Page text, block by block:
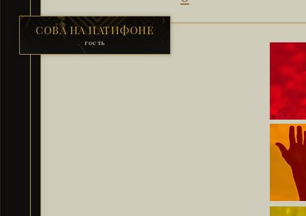
СОВА НА ПАТИФОНЕ
гость